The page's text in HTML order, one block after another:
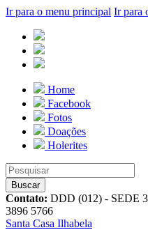
Ir para o menu principal Ir para
Home
Facebook
Fotos
Doações
Holerites
Contato: DDD (012) - SEDE
3896 5766
Santa Casa Ilhabela